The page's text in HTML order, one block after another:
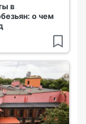
в
о чем